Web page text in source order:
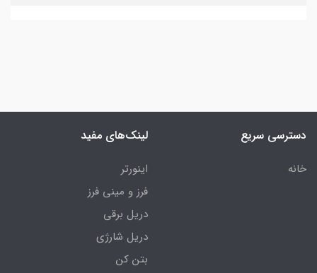
دسترسی سریع
خانه
لینک‌های مفید
اینورتر
فرز و مینی فرز
دریل برقی
دریل شارژی
بتن کن